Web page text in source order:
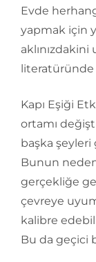
Evde
yapmak için
literatüründe
Kapı Eşiği
ortamı
başka
Bunun
gerçekliğe
çevreye
kalibre
Bu da geçici